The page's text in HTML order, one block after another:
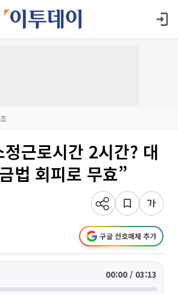
근로시간 2시간? 대
법 회피로 무효”
구글 선호매체 추가
00:00 / 03:13